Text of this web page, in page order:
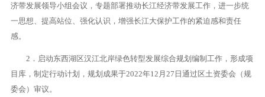
济带发展领导小组会议，专题部署推动长江经济带发展工作，进一步统
一思想、提高站位、强化认识，增强长江大保护工作的紧迫感和责任
感。
2．启动东西湖区汉江北岸绿色转型发展综合规划编制工作，形成项
目库，制定行动计划，规划成果于2022年12月27日通过区土资委会（规
委会）审议。